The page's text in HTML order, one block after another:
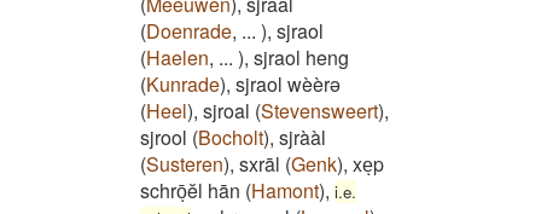
(Doenrade, ... ), sjraol
(Haelen, ... ), sjraol heng
(Kunrade), sjraol wèèrə
(Heel), sjroal (Stevensweert),
sjrool (Bocholt), sjrààl
(Susteren), sxrāl (Genk), xeͅp
schrōͅĕl hān (Hamont), i.e.